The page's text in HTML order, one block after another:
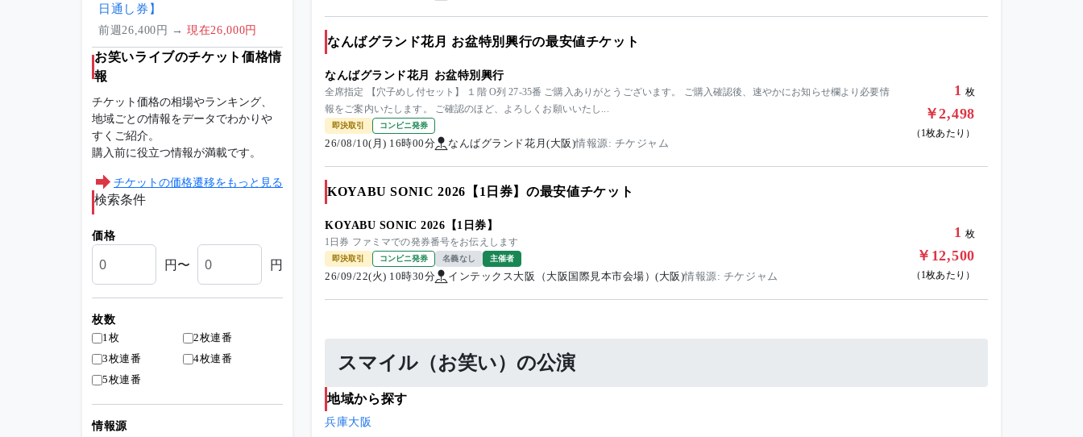
なんばグランド花月 お盆特別興行の最安値チケット
なんばグランド花月 お盆特別興行
全席指定 【穴子めし付セット】 １階 O列 27-35番 ご購入ありがとうございます。 ご購入確認後、速やかにお知らせ欄より必要情
報をご案内いたします。 ご確認のほど、よろしくお願いいたし...
即決取引 コンビニ発券
26/08/10(月) 16時00分 なんばグランド花月(大阪)情報源: チケジャム
1 枚
￥2,498
（1枚あたり）
KOYABU SONIC 2026【1日券】の最安値チケット
KOYABU SONIC 2026【1日券】
1日券 ファミマでの発券番号をお伝えします
即決取引 コンビニ発券 名義なし 主催者
26/09/22(火) 10時30分 インテックス大阪（大阪国際見本市会場）(大阪)情報源: チケジャム
1 枚
￥12,500
（1枚あたり）
スマイル（お笑い）の公演
地域から探す
兵庫大阪
日通し券】
前週26,400円 → 現在26,000円
お笑いライブのチケット価格情
報
チケット価格の相場やランキング、
地域ごとの情報をデータでわかりや
すくご紹介。
購入前に役立つ情報が満載です。
チケットの価格遷移をもっと見る
検索条件
価格
円〜 円
枚数
1枚
2枚連番
3枚連番
4枚連番
5枚連番
情報源